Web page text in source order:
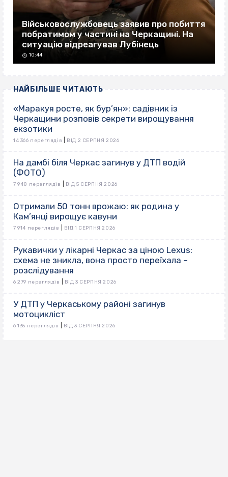
Військовослужбовець заявив про побиття
побратимом у частині на Черкащині. На
ситуацію відреагував Лубінець
10:44
НАЙБІЛЬШЕ ЧИТАЮТЬ
«Маракуя росте, як бур’ян»: садівник із
Черкащини розповів секрети вирощування
екзотики
14 366 переглядів ВІД 2 СЕРПНЯ 2026
На дамбі біля Черкас загинув у ДТП водій
(ФОТО)
7 948 переглядів ВІД 5 СЕРПНЯ 2026
Отримали 50 тонн врожаю: як родина у
Кам’янці вирощує кавуни
7 914 переглядів ВІД 1 СЕРПНЯ 2026
Рукавички у лікарні Черкас за ціною Lexus:
схема не зникла, вона просто переїхала –
розслідування
6 279 переглядів ВІД 3 СЕРПНЯ 2026
У ДТП у Черкаському районі загинув
мотоцикліст
6 135 переглядів ВІД 3 СЕРПНЯ 2026